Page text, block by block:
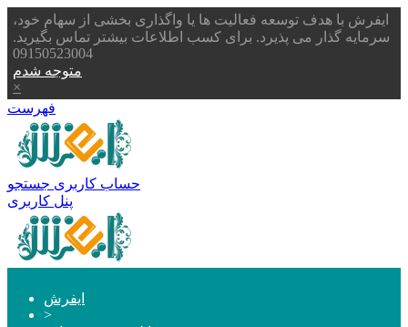
ایفرش با هدف توسعه فعالیت ها یا واگذاری بخشی از سهام خود،
سرمایه گذار می پذیرد. برای کسب اطلاعات بیشتر تماس بگیرید.
09150523004
متوجه شدم
×
فهرست
حساب کاربری جستجو
پنل کاربری
ایفرش
>